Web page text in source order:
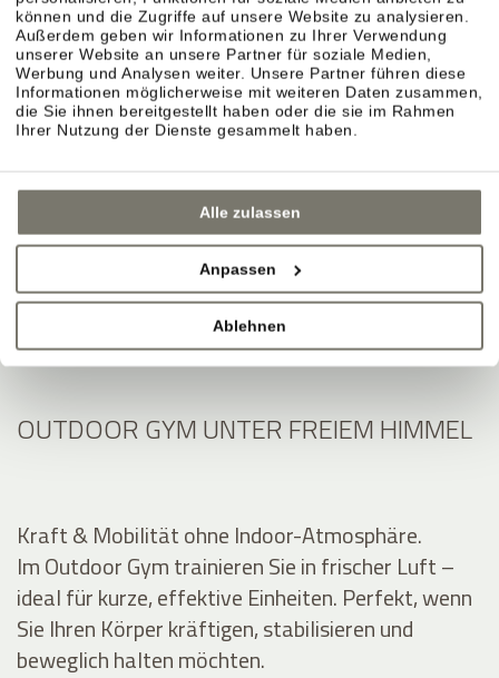
können und die Zugriffe auf unsere Website zu analysieren.
Außerdem geben wir Informationen zu Ihrer Verwendung
unserer Website an unsere Partner für soziale Medien,
Werbung und Analysen weiter. Unsere Partner führen diese
Informationen möglicherweise mit weiteren Daten zusammen,
die Sie ihnen bereitgestellt haben oder die sie im Rahmen
Ihrer Nutzung der Dienste gesammelt haben.
Alle zulassen
Anpassen
Ablehnen
OUTDOOR GYM UNTER FREIEM HIMMEL
Kraft & Mobilität ohne Indoor-Atmosphäre.
Im Outdoor Gym trainieren Sie in frischer Luft –
ideal für kurze, effektive Einheiten. Perfekt, wenn
Sie Ihren Körper kräftigen, stabilisieren und
beweglich halten möchten.